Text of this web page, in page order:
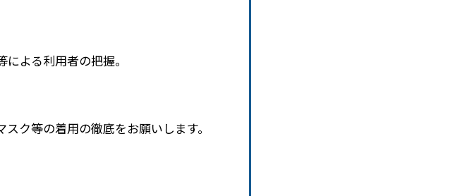
よる利用者の把握。
ク等の着用の徹底をお願いします。